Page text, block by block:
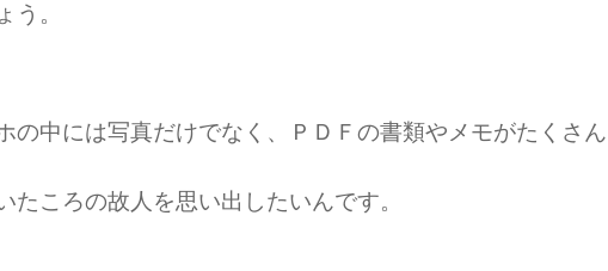
う。
の中には写真だけでなく、ＰＤＦの書類やメモがたくさん
たころの故人を思い出したいんです。